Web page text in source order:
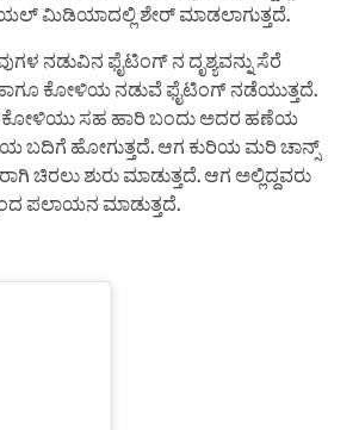
ಮಿಡಿಯಾದಲ್ಲಿ ಶೇರ್ ಮಾಡಲಾಗುತ್ತದೆ.
ನಡುವಿನ ಫೈಟಿಂಗ್ ನ ದೃಶ್ಯವನ್ನು ಸೆರೆ
ಕೋಳಿಯ ನಡುವೆ ಫೈಟಿಂಗ್ ನಡೆಯುತ್ತದೆ.
ಕೋಳಿಯು ಸಹ ಹಾರಿ ಬಂದು ಅದರ ಹಣೆಯ
ಬದಿಗೆ ಹೋಗುತ್ತದೆ. ಆಗ ಕುರಿಯ ಮರಿ ಚಾನ್ಸ್
ಚಿರಲು ಶುರು ಮಾಡುತ್ತದೆ. ಆಗ ಅಲ್ಲಿದ್ದವರು
ಪಲಾಯನ ಮಾಡುತ್ತದೆ.